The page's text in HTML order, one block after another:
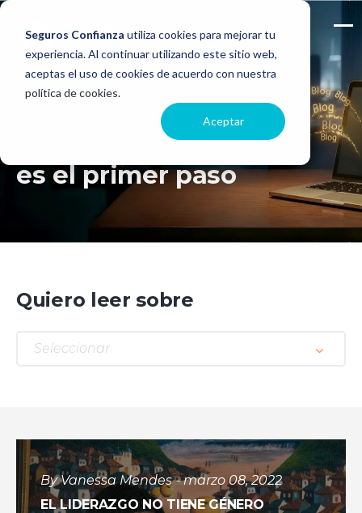
Seguros Confianza utiliza cookies para mejorar tu
experiencia. Al continuar utilizando este sitio web,
aceptas el uso de cookies de acuerdo con nuestra
política de cookies.
Aceptar
es el primer paso
Quiero leer sobre
Seleccionar
By Vanessa Mendes - marzo 08, 2022
EL LIDERAZGO NO TIENE GÉNERO